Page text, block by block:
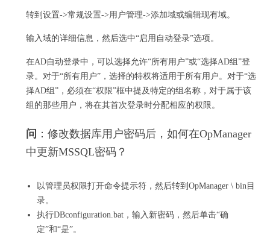
转到设置->常规设置->用户管理->添加域或编辑现有域。
输入域的详细信息，然后选中“启用自动登录”选项。
在AD自动登录中，可以选择允许“所有用户”或“选择AD组”登
录。 对于“所有用户”，选择的特权将适用于所有用户。 对于“选
择AD组”，必须在“权限”框中提及特定的组名称，对于属于该
组的那些用户，将在其首次登录时分配相应的权限。
问 ：修改数据库用户密码后，如何在OpManager
中更新MSSQL密码？
以管理员权限打开命令提示符，然后转到OpManager \ bin目
录。
执行DBconfiguration.bat，输入新密码，然后单击“确
定”和“是”。